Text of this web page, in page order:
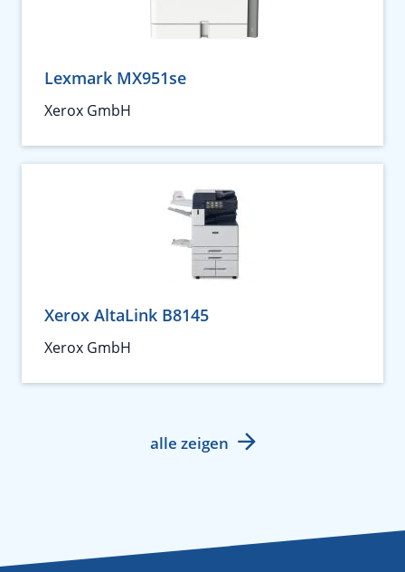
Lexmark MX951se
Xerox GmbH
Xerox AltaLink B8145
Xerox GmbH
alle zeigen